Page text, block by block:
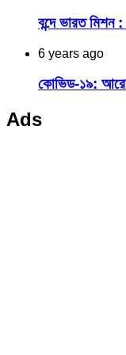
বন্দে ভারত মিশন :
6 years ago
কোভিড-১৯:
Ads